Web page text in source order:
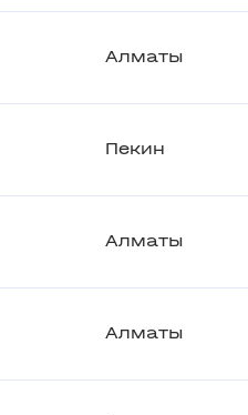
Алматы
Пекин
Алматы
Алматы